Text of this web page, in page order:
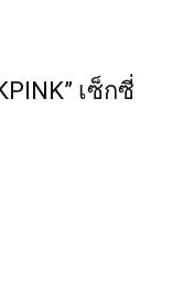
เซ็กซี่